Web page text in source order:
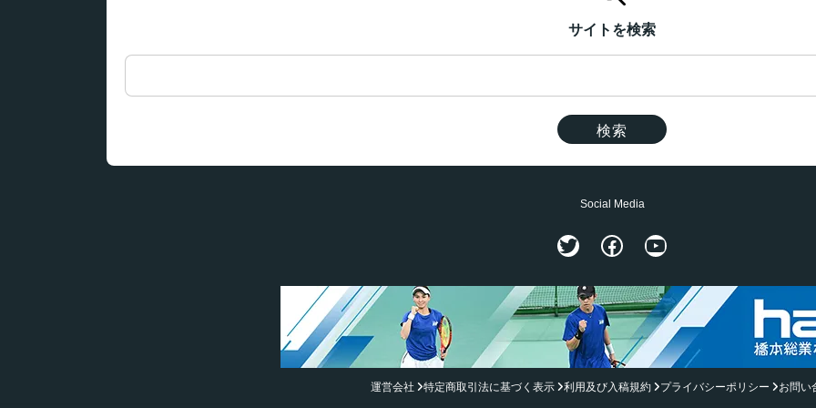
サイトを検索
検
Social Media
TwitterFacebook
YouTube
運営会社 特定商取引法に基づく表示 利用及び入稿規約 プライバシーポリシー お問い